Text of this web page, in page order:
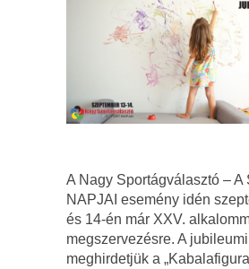
A Nagy Sportágválasztó – A
NAPJAI esemény idén
és 14-én már XXV.
megszervezésre. A
meghirdetjük a